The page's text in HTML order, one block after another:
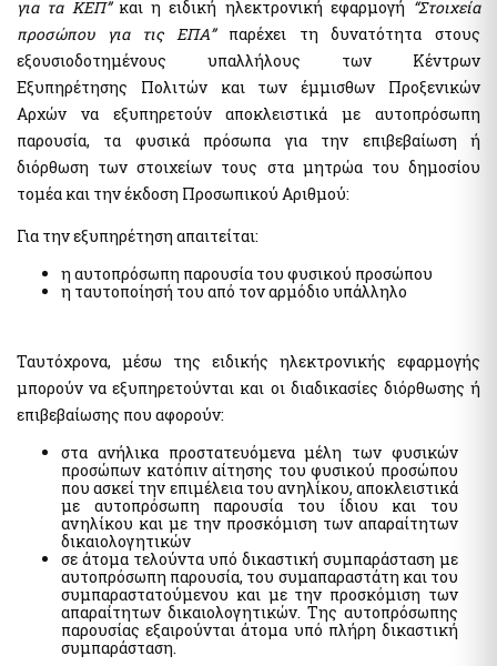
Hide list
Greek State Auditing Services
Submit declaration "ΠΟΘΕΝ ΕΣΧΕΣ"
Benefits - Allowances
Social dividend
The Transport Equivalent
myConsulLive
(KEP)
myEFKALive - Teleconferencing service from e-EFKA
DYPA Rendezvous Platform by Physical Presence
myDimoslive - Teleconferencing service from your
Municipality
myKTIMATOLOGIOlive - Teleconferencing service from the
Hellenic Land Registry
myAADElive - Εξυπηρέτηση με τηλεδιάσκεψη από την
Ανεξάρτητη Αρχή Δημοσίων Εσόδων (Α.Α.Δ.Ε.)
myEGDIXlive - Service by video conference or telephone
communication & with physical presence (General
Information for Debt Management) from the Gener. Secret.
of the Financial Sector & Private Debt Management of the
Ministry of National Economy & Finance
για τα ΚΕΠ”και η ειδική ηλεκτρονική εφαρμογή “Στοιχεία
προσώπου για τις ΕΠΑ”παρέχει τη δυνατότητα στους
εξουσιοδοτημένους υπαλλήλους των Κέντρων
Εξυπηρέτησης Πολιτών και των έμμισθων Προξενικών
Αρχών να εξυπηρετούν αποκλειστικά με αυτοπρόσωπη
παρουσία, τα φυσικά πρόσωπα για την επιβεβαίωση ή
διόρθωση των στοιχείων τους στα μητρώα του δημοσίου
τομέα και την έκδοση Προσωπικού Αριθμού:
Για την εξυπηρέτηση απαιτείται:
η αυτοπρόσωπη παρουσία του φυσικού προσώπου
η ταυτοποίησή του από τον αρμόδιο υπάλληλο
Ταυτόχρονα, μέσω της ειδικής ηλεκτρονικής εφαρμογής
μπορούν να εξυπηρετούνται και οι διαδικασίες διόρθωσης ή
επιβεβαίωσης που αφορούν:
στα ανήλικα προστατευόμενα μέλη των φυσικών
προσώπων κατόπιν αίτησης του φυσικού προσώπου
που ασκεί την επιμέλεια του ανηλίκου, αποκλειστικά
με αυτοπρόσωπη παρουσία του ίδιου και του
ανηλίκου και με την προσκόμιση των απαραίτητων
δικαιολογητικών
σε άτομα τελούντα υπό δικαστική συμπαράσταση με
αυτοπρόσωπη παρουσία, του συμαπαραστάτη και του
συμπαραστατούμενου και με την προσκόμιση των
απαραίτητων δικαιολογητικών. Της αυτοπρόσωπης
παρουσίας εξαιρούνται άτομα υπό πλήρη δικαστική
συμπαράσταση.